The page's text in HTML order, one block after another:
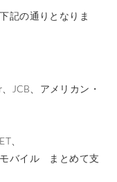
記の通りとなりま
JCB、アメリカン・
、
バイル まとめて支